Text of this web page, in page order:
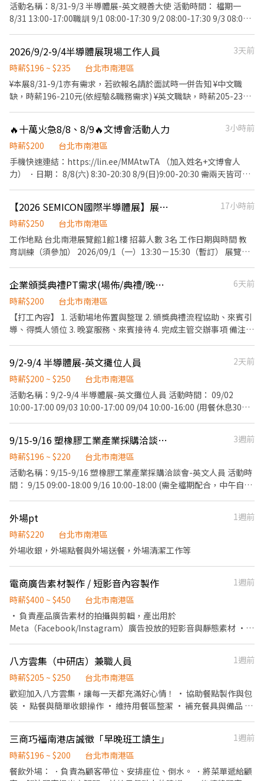
【下半身】請穿著休閒長褲、西裝褲或及膝裙 (考量展場活動與物品
搬運方便，強烈建議以長褲為主)。請避免短褲、破洞牛仔褲。 【鞋
鞋、穆勒鞋等也一律禁止)。 - ・稅務與保險說明： 本公司依法開立
扣繳憑單 (若無特殊需求將不另行發放紙本，每年 5 月申報個人所得
稅時，稅務相關系統皆會有相關所得紀錄)。 公司會為員工投保勞保
與提繳勞工退休金 (相關費用由公司負擔)；因屬短期勤務，無須轉
移健保投保單位。 - 6. 支薪方式/支薪日： - ・匯款：展期結束後 4
週內匯款 - 7. 應徵： - -意者直接於本平台完成應徵
刻報名 搜尋芮可官方賴：『@recjob』 並回覆以下訊息，將有專員
與您聯繫 ------- 1、應徵職務：南港LaLaport贈品兌換人員 2、姓
名： 3、電話： 4、生日： 5、學歷： 6、簡述工作經驗： 7、8月及
活動名稱：8/31-9/3 半導體展-英文親善大使 活動時間： 檔期一
8/31 13:00-17:00職訓 9/1 08:00-17:30 9/2 08:00-17:30 9/3 08:00-
主) 工作內容：接待貴賓、舉牌引導貴賓、報到及機動事項 活動地
點：南港展覽館一館(台北市南港區經貿二路1號) 活動服裝：黑色正
式服裝(白色有領襯衫+黑長褲+黑西裝外套+黑皮鞋/黑娃娃鞋) 活動
薪資： 8/31 NT200/HR 9/1 NT250/HR 匯款日期：活動結束隔月15
號，遇例假日順延(10/15由凱基銀行匯款) 須具備良好英文溝通能
bfhrs5b32@gmail.com，或和 黃小姐聯繫02-27201610 分機201
0913-192-394
2026/9/2-9/4半導體展現場工作人員
3天前
時薪$196 ~ $235
台北市南港區
¥本展8/31-9/1亦有需求，若欲報名請於面試時一併告知 ¥中文職
缺，時薪196-210元(依經驗&職務需求) ¥英文職缺，時薪205-235
2.工作時間：07:30-17:00(依職務崗位不同)，後續排班時告知 3.教
育訓練：8/30下午(約2-2.5小時/依實際時間計薪/時薪196) 4.經驗要
求：展覽活動經驗佳、接待應對態度積極 5.工作內容：換證/引導/門
禁/會議/機動等 6.服儀要求：上身大會統一制服、下身全黑褲、全黑
包鞋，儀容面容整潔 7.其它說明：本展供餐、午休0.5小時不計薪、
代健保、勞保自付額由公司負擔 ¥統一採<視訊面談>，預約面談時
間採<私訊約定>，請留意訊息
🔥十萬火急8/8、8/9🔥文博會活動人力
3小時前
時薪$200
台北市南港區
手機快速連結：https://lin.ee/MMAtwTA （加入姓名+文博會人
力） ．日期： 8/8(六) 8:30-20:30 8/9(日)9:00-20:30 需兩天皆可配
長褲＋乾淨鞋子 ．時薪費用：200/hr，加班另計 ．是否供餐：是/
有供便當 ．是否休息：依據現場安排，休息不算薪資 ．地點：南港
展覽館
【2026 SEMICON國際半導體展】展場接待工讀生
17小時前
時薪$250
台北市南港區
工作地點 台北南港展覽館1館1樓 招募人數 3名 工作日期與時間 教
育訓練（須參加） 2026/09/1（一）13:30－15:30（暫訂） 展覽期
2026/09/04（五）09:30－17:00（含1小時休息） ※ 中午休息時間
將依現場主管安排，採彈性分流用餐及休息。 工作內容 展位來賓接
待與引導 茶水、咖啡服務 客戶資料蒐集與 Excel 整理 協助活動接待
及贈品發放 維持展位整潔與補充備品 完成主管交辦事項 我們希望你
具同等英文溝通能力） 熟悉 Excel 基本操作尤佳 有展覽、活動或服
務業經驗者加分 服裝規定(展覽期間) 白色襯衫 黑色西裝褲或黑色及
段面試。 歡迎喜歡與人互動、具服務熱忱及英文溝通能力的你加入
我們，一起完成國際半導體展的重要接待任務！
企業頒獎典禮PT需求(場佈/典禮/晚宴組)
6天前
時薪$200
台北市南港區
【打工內容】 1. 活動場地佈置與整理 2. 頒獎典禮流程協助、來賓引
導、得獎人領位 3. 晚宴服務、來賓接待 4. 完成主管交辦事項 備注：
容：黑襯衫、黑褲、黑包鞋 工作時間 B班：9/7(一) 11:00-19:00 C
班：9/8(二) 08:00-16:00 D班：9/8(二) 15:00-21:00
9/2-9/4 半導體展-英文攤位人員
2天前
時薪$200 ~ $250
台北市南港區
活動名稱：9/2-9/4 半導體展-英文攤位人員 活動時間： 09/02
10:00-17:00 09/03 10:00-17:00 09/04 10:00-16:00 (用餐休息30分
攤位進行、機動支援等 活動地點：南港展覽館二館(台北市南港區經
貿二路2號) 活動服裝：白色素T+深色無破洞牛仔褲+運動包鞋 活動
薪資：NT250/HR 活動人數：1人 匯款日期：活動結束隔月15號，
遇例假日順延(10/15由凱基銀行匯款) 須具備良好英文溝通能力，檢
附相關英文檢定為佳! 意者，請寄簡歷及數張照片至
0966-517-026
9/15-9/16 塑橡膠工業產業採購洽談會-英文人員
3週前
時薪$196 ~ $220
台北市南港區
活動名稱：9/15-9/16 塑橡膠工業產業採購洽談會-英文人員 活動時
間： 9/15 09:00-18:00 9/16 10:00-18:00 (需全檔期配合，中午自行
次情況、登記候補，協助洽談並記錄、回收問卷、統整洽談會資
料、機動支援現場事務等 活動地點：南港展覽館一館(台北市南港區
經貿二路1號) 活動服裝：黑色正式服裝(白色襯衫+黑褲+黑西裝外套
凱基銀行匯款) 須具備良好英文溝通能力，檢附相關英文檢定為佳!
意者，請寄簡歷及數張照片至bfhrs5b32@gmail.com，或和 温小
外場pt
1週前
時薪$220
台北市南港區
外場收銀，外場點餐與外場送餐，外場清潔工作等
電商廣告素材製作 / 短影音內容製作
1週前
時薪$400 ~ $450
台北市南港區
• 負責產品廣告素材的拍攝與剪輯，產出用於
Meta（Facebook/Instagram）廣告投放的短影音與靜態素材 •
拍攝或索取素材授權 • 依公司需求快速修改、重剪、調整既有素材
必備條件 • 具備手機拍攝能力，懂基本構圖、光線、穩定運鏡，不
需要專業攝影背景 • 熟練 CapCut／Premiere／Final Cut 任一剪
輯軟體，能獨立完成從粗剪到成品 • 對「3 秒黃金開頭」有敏感
度跟迭代量勝過精緻度 • 能配合方向快速調整，不堅持個人創作風
格，以效果導向為主
八方雲集（中研店）兼職人員
1週前
時薪$205 ~ $250
台北市南港區
歡迎加入八方雲集，讓每一天都充滿好心情！ • 協助餐點製作與包
裝 • 點餐與簡單收銀操作 • 維持用餐區整潔 • 補充餐具與備品 •
三商巧福南港店誠徵「早晚班工讀生」
1週前
時薪$196 ~ $200
台北市南港區
餐飲外場： ．負責為顧客帶位、安排座位、倒水。 ．將菜單遞給顧